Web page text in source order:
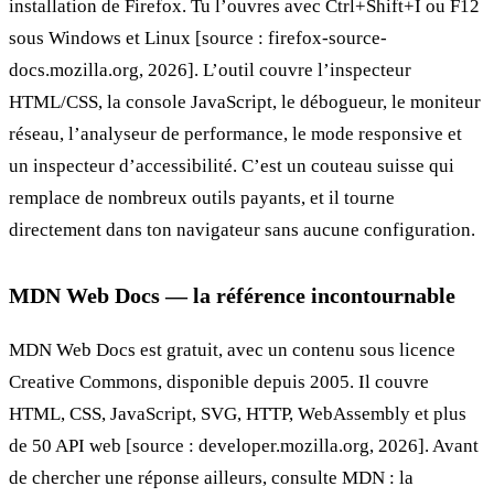
installation de Firefox. Tu l’ouvres avec Ctrl+Shift+I ou F12
sous Windows et Linux [source : firefox-source-
docs.mozilla.org, 2026]. L’outil couvre l’inspecteur
HTML/CSS, la console JavaScript, le débogueur, le moniteur
réseau, l’analyseur de performance, le mode responsive et
un inspecteur d’accessibilité. C’est un couteau suisse qui
remplace de nombreux outils payants, et il tourne
directement dans ton navigateur sans aucune configuration.
MDN Web Docs — la référence incontournable
MDN Web Docs est gratuit, avec un contenu sous licence
Creative Commons, disponible depuis 2005. Il couvre
HTML, CSS, JavaScript, SVG, HTTP, WebAssembly et plus
de 50 API web [source : developer.mozilla.org, 2026]. Avant
de chercher une réponse ailleurs, consulte MDN : la